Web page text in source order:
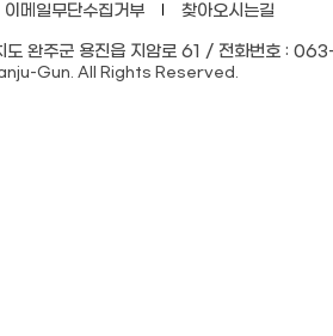
이메일무단수집거부
찾아오시는길
도 완주군 용진읍 지암로 61 / 전화번호 :
Gun. All Rights Reserved.